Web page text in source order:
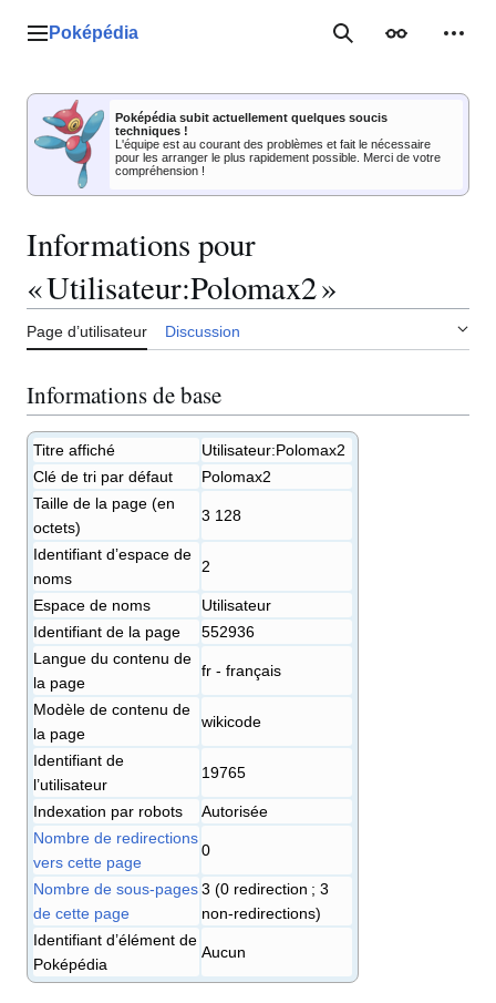
Menu principal
Poképédia RechercherApparence
Poképédia subit actuellement quelques soucis
techniques !
L'équipe est au courant des problèmes et fait le nécessaire
pour les arranger le plus rapidement possible. Merci de votre
compréhension !
Informations pour
« Utilisateur:Polomax2 »
Page d’utilisateur Discussion
Informations de base
Titre affiché
Utilisateur:Polomax2
Clé de tri par défaut
Polomax2
Taille de la page (en
octets)
3 128
Identifiant dʼespace de
noms
2
Espace de noms
Utilisateur
Identifiant de la page
552936
Langue du contenu de
la page
fr - français
Modèle de contenu de
la page
wikicode
Identifiant de
l’utilisateur
19765
Indexation par robots
Autorisée
Nombre de redirections
vers cette page
0
Nombre de sous-pages
de cette page
3 (0 redirection ; 3
non-redirections)
Identifiant d’élément de
Poképédia
Aucun